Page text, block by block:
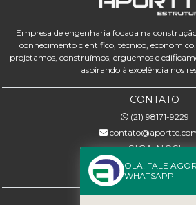
Empresa de engenharia focada na
conhecimento científico, técnico,
projetamos, construímos, erguemos e
aspirando à excelência nos
CONTATO
(21) 98171-9229
SIGA-NOS!
OLÁ! FALE
WHATSAPP